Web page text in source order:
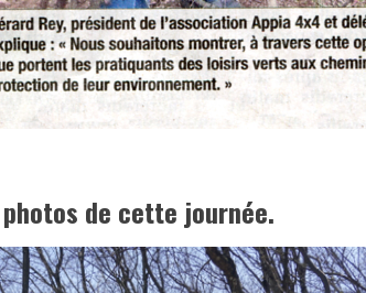
de cette journée.